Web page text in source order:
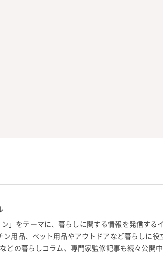
」をテーマに、暮らしに関する情報を発信する
ン用品、ペット用品やアウトドアなど暮らしに役
どの暮らしコラム、専門家監修記事も続々公開中